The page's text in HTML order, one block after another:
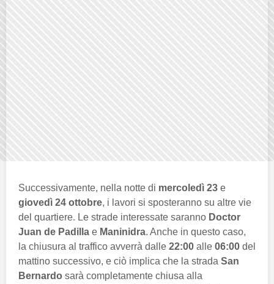
Successivamente, nella notte di mercoledì 23 e
giovedì 24 ottobre, i lavori si sposteranno su altre vie
del quartiere. Le strade interessate saranno Doctor
Juan de Padilla e Maninidra. Anche in questo caso,
la chiusura al traffico avverrà dalle 22:00 alle 06:00 del
mattino successivo, e ciò implica che la strada San
Bernardo sarà completamente chiusa alla